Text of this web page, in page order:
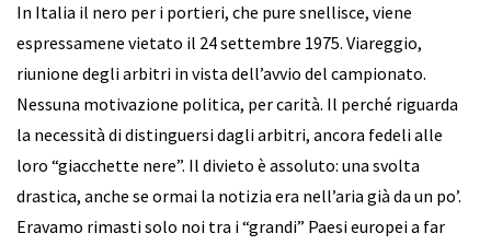
In Italia il nero per i portieri, che pure snellisce, viene
espressamene vietato il 24 settembre 1975. Viareggio,
riunione degli arbitri in vista dell’avvio del campionato.
Nessuna motivazione politica, per carità. Il perché riguarda
la necessità di distinguersi dagli arbitri, ancora fedeli alle
loro “giacchette nere”. Il divieto è assoluto: una svolta
drastica, anche se ormai la notizia era nell’aria già da un po’.
Eravamo rimasti solo noi tra i “grandi” Paesi europei a far